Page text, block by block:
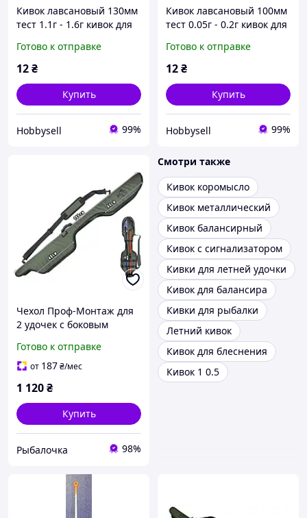
Кивок лавсановый 130мм
тест 1.1г - 1.6г кивок для
Готово к отправке
12₴
Купить
Hobbysell 99%
Кивок лавсановый 100мм
тест 0.05г - 0.2г кивок для
Готово к отправке
12₴
Купить
Hobbysell 99%
Чехол Проф-Монтаж для
2 удочек с боковым
Готово к отправке
от 187₴/мес
1 120₴
Купить
Рыбалочка 98%
Смотри также
Кивок коромысло
Кивок металлический
Кивок балансирный
Кивок с сигнализатором
Кивки для летней удочки
Кивок для балансира
Кивки для рыбалки
Летний кивок
Кивок для блеснения
Кивок 1 0.5